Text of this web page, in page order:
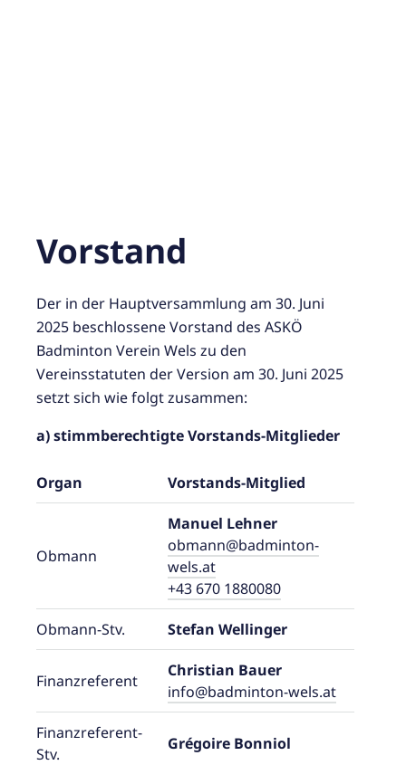
Vorstand
Der in der Hauptversammlung am 30. Juni
2025 beschlossene Vorstand des ASKÖ
Badminton Verein Wels zu den
Vereinsstatuten der Version am 30. Juni 2025
setzt sich wie folgt zusammen:
a) stimmberechtigte Vorstands-Mitglieder
Organ Vorstands-Mitglied
Obmann
Manuel Lehner
obmann@badminton-
wels.at
+43 670 1880080
Obmann-Stv. Stefan Wellinger
Finanzreferent
Christian Bauer
info@badminton-wels.at
Finanzreferent-
Stv.
Grégoire Bonniol